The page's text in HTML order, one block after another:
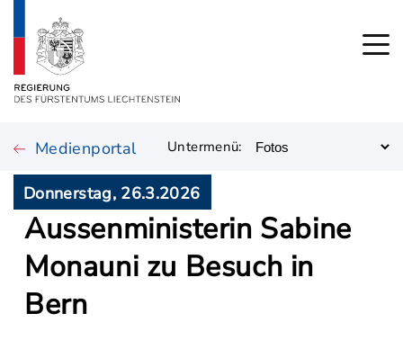
Medienportal Untermenü:
Donnerstag, 26.3.2026
Aussenministerin Sabine
Monauni zu Besuch in
Bern